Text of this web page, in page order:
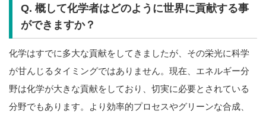
Q. 概して化学者はどのように世界に貢献する事
ができますか？
化学はすでに多大な貢献をしてきましたが、その栄光に科学
が甘んじるタイミングではありません。現在、エネルギー分
野は化学が大きな貢献をしており、切実に必要とされている
分野でもあります。より効率的プロセスやグリーンな合成、